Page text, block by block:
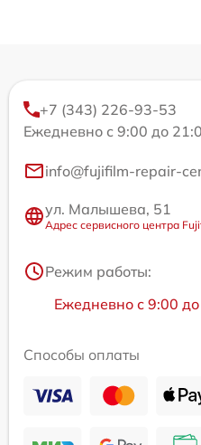
+7 (343) 226-93-53
Ежедневно с 9:00 до
info@fujifilm-repair-
ул. Малышева, 51
Адрес сервисного центра
Режим работы:
Ежедневно с 9:00
Способы оплаты